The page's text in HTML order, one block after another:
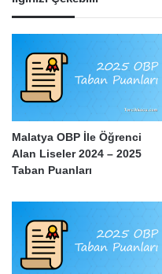
Malatya OBP İle Öğrenci
Alan Liseler 2024 – 2025
Taban Puanları